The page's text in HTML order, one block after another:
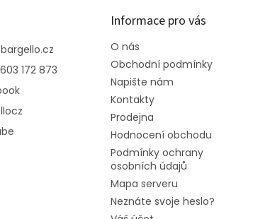
bargello.cz
172 873
Informace pro vás
O nás
Obchodní podmínky
Napište nám
Kontakty
Prodejna
Hodnocení obchodu
Podmínky ochrany
osobních údajů
Mapa serveru
Neznáte svoje heslo?